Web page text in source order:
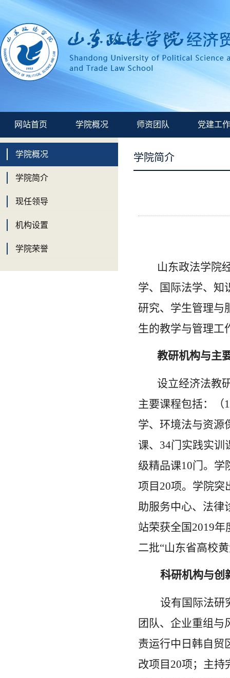
网站首页 学院概况 师资团队 党建工作
学院概况
学院简介
现任领导
机构设置
学院荣誉
学院简介
山东政法学院
学、国际法学、知
研究、学生管理
生的教学与管理工
教研机构与主
设立经济法教
主要课程包括：（
学、环境法与资源
课、34门实践实训
级精品课10门。学
项目20项。学院突
助服务中心、法律
站荣获全国2019
二批“山东省高校
科研机构与创
设有国际法研
团队、企业重组与
责运行中日韩自贸
改项目20项；主持